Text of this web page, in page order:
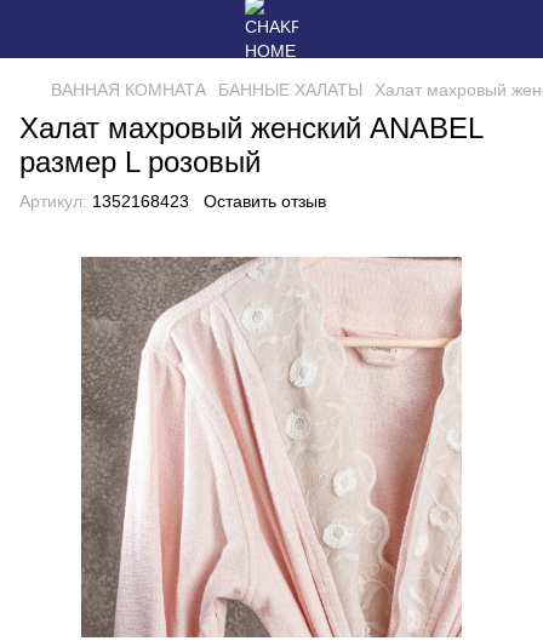
ВАННАЯ КОМНАТА БАННЫЕ ХАЛАТЫ Халат махровый
Халат махровый женский ANABEL
размер L розовый
Артикул: 1352168423 Оставить отзыв